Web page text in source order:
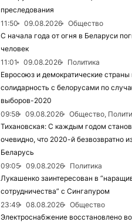
преследования
11:50
09.08.2026
Общество
С начала года от огня в Беларуси
человек
11:01
09.08.2026
Политика
Евросоюз и демократические
солидарность с белорусами по
выборов-2020
09:58
09.08.2026
Общество,
Тихановская: С каждым годом
очевидно, что 2020-й безвозвратно
Беларусь
09:05
09.08.2026
Политика
Лукашенко заинтересован в
сотрудничества” с Сингапуром
23:49
08.08.2026
Общество
Электроснабжение восстановлено